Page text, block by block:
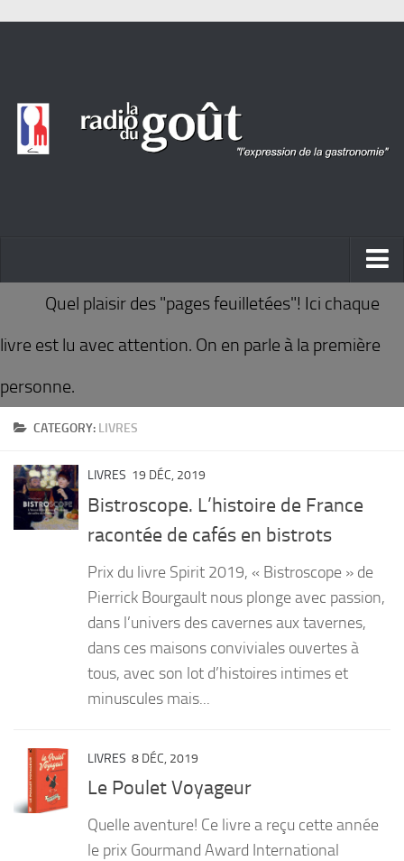
ACTUALITÉ
PRODUITS
RECETTES
Entrées
Plats
Quel plaisir des "pages feuilletées"! Ici chaque
livre est lu avec attention. On en parle à la première
personne.
CATEGORY: LIVRES
LIVRES 19 DÉC, 2019
Bistroscope. L’histoire de France
racontée de cafés en bistrots
Prix du livre Spirit 2019, « Bistroscope » de
Pierrick Bourgault nous plonge avec passion,
dans l’univers des cavernes aux tavernes,
dans ces maisons conviviales ouvertes à
tous, avec son lot d’histoires intimes et
minuscules mais...
LIVRES 8 DÉC, 2019
Le Poulet Voyageur
Quelle aventure! Ce livre a reçu cette année
le prix Gourmand Award International